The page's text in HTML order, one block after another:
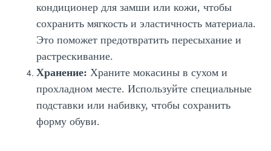
кондиционер для замши или кожи, чтобы
сохранить мягкость и эластичность материала.
Это поможет предотвратить пересыхание и
растрескивание.
Хранение: Храните мокасины в сухом и
прохладном месте. Используйте специальные
подставки или набивку, чтобы сохранить
форму обуви.